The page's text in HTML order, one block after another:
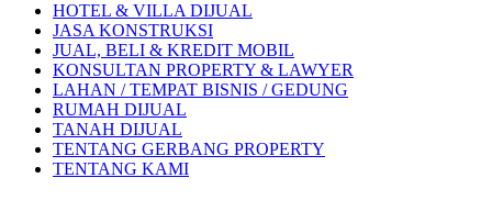
HOTEL & VILLA DIJUAL
JASA KONSTRUKSI
JUAL, BELI & KREDIT MOBIL
KONSULTAN PROPERTY & LAWYER
LAHAN / TEMPAT BISNIS / GEDUNG
RUMAH DIJUAL
TANAH DIJUAL
TENTANG GERBANG PROPERTY
TENTANG KAMI